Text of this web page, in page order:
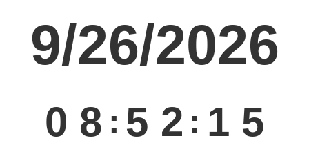
9/26/2026
0 8 : 5 2 : 1 5